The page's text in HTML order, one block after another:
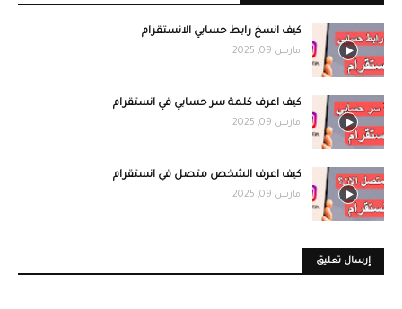
كيف انسخ رابط حسابي الانستقرام
مارس 09, 2025
كيف اعرف كلمة سر حسابي في انستقرام
مارس 09, 2025
كيف اعرف الشخص متصل في انستقرام
مارس 09, 2025
إرسال تعليق